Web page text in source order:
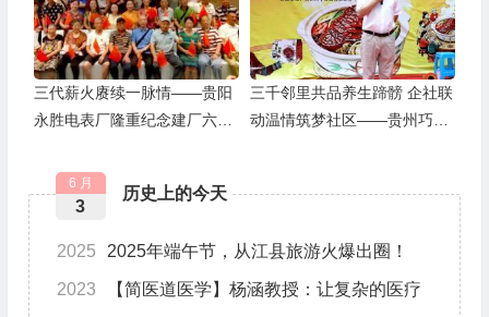
三代薪火赓续一脉情——贵阳
永胜电表厂隆重纪念建厂六十
三千邻里共品养生蹄髈 企社联
动温情筑梦社区——贵州巧丫
历史上的今天
6 月
3
2025 2025年端午节，从江县旅游火爆出圈！
2023 【简医道医学】杨涵教授：让复杂的医疗